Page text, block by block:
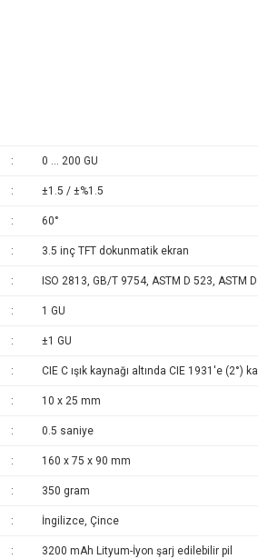
: 0 … 200 GU
: ±1.5 / ±%1.5
: 60°
: 3.5 inç TFT dokunmatik ekran
: ISO 2813, GB/T 9754, ASTM D 523, ASTM
: 1 GU
: ±1 GU
: CIE C ışık kaynağı altında CIE 1931'e (2°)
: 10 x 25 mm
: 0.5 saniye
: 160 x 75 x 90 mm
: 350 gram
: İngilizce, Çince
: 3200 mAh Lityum-İyon şarj edilebilir pil